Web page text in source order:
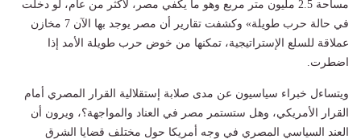
مساحة 2.5 مليون متر مربع وهو ما يكفي مصر، لأكثر من عام، لو دخلت
في حالة حرب طويلة» وكشفت تقارير أن مصر يوجد بها الآن 7 مخازن
عملاقة للسلع الإستراتيجية، تمكنها من خوض حرب طويلة الأمد إذا
اضطرت.
ويتساءل خبراء سياسيون عن مدى صلابة إستقلالية القرار المصري أمام
القرار الأمريكي، وهل ستستمر مصر في العناد والمواجهة؟، ويرون أن
العند السياسي المصري في وجه أمريكا حول مختلف قضايا الشرق